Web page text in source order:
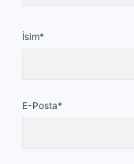
İsim*
E-Posta*